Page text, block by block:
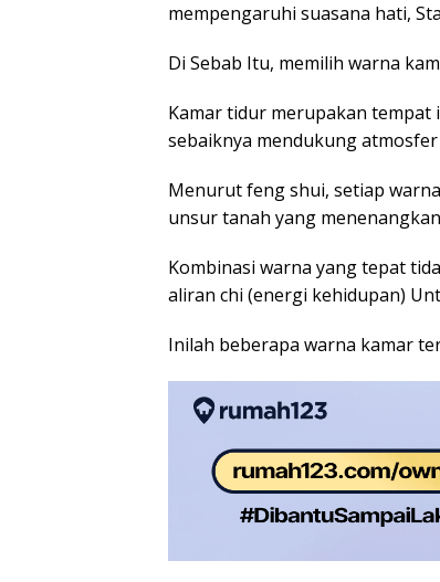
mempengaruhi suasana hati,
Di Sebab Itu, memilih warna
Kamar tidur merupakan
sebaiknya mendukung
Menurut feng shui, setiap
unsur tanah yang
Kombinasi warna yang tepat
aliran chi (energi kehidupan)
Inilah beberapa warna kamar